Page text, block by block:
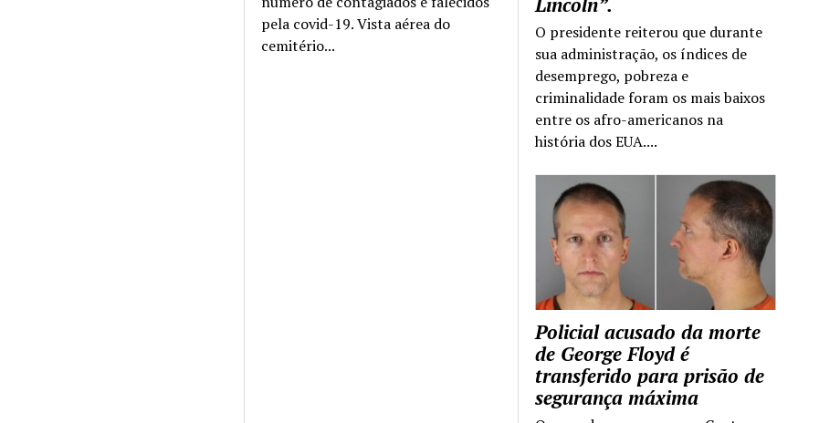
O presidente reiterou que durante
sua administração, os índices de
desemprego, pobreza e
criminalidade foram os mais baixos
entre os afro-americanos na
história dos EUA....
Policial acusado da morte
de George Floyd é
transferido para prisão de
segurança máxima
pela covid-19. Vista aérea do
cemitério...